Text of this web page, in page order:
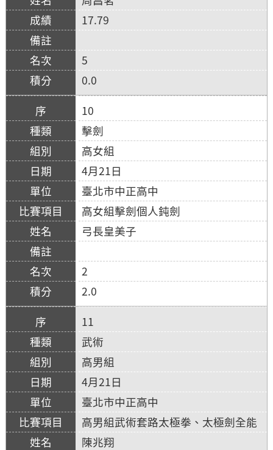
17.79
5
0.0
10
擊劍
高女組
4月21日
臺北市中正高中
高女組擊劍個人鈍劍
弓長皇美子
2
2.0
11
武術
高男組
4月21日
臺北市中正高中
高男組武術套路太極拳、太極劍全能
陳兆翔